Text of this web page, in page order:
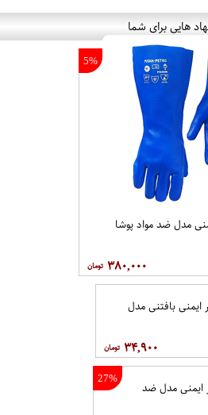
هایی برای شما
5%
مدل ضد مواد پوشا
۳۸۰,۰۰۰
بافتنی مدل
۳۴,۹۰۰
27%
مدل ضد